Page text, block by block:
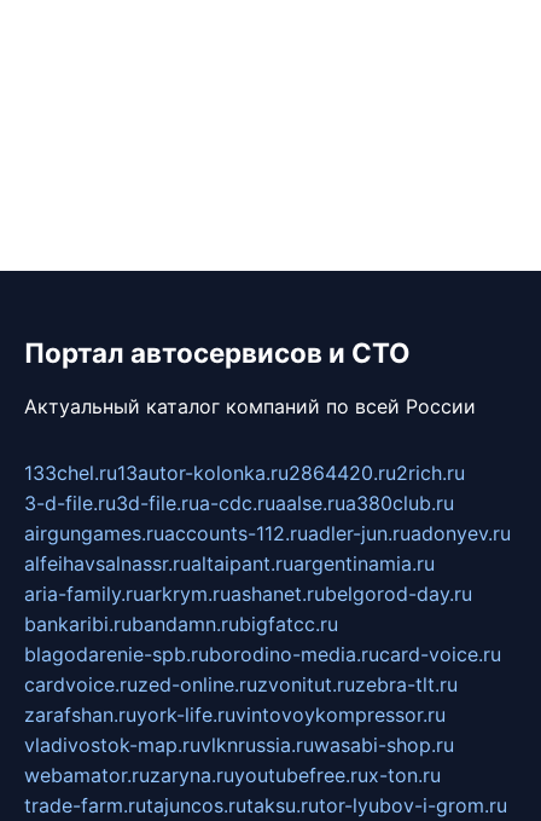
Портал автосервисов и СТО
Актуальный каталог компаний по всей России
133chel.ru13autor-kolonka.ru2864420.ru2rich.ru
3-d-file.ru3d-file.rua-cdc.ruaalse.rua380club.ru
airgungames.ruaccounts-112.ruadler-jun.ruadonyev.ru
alfeihavsalnassr.rualtaipant.ruargentinamia.ru
aria-family.ruarkrym.ruashanet.rubelgorod-day.ru
bankaribi.rubandamn.rubigfatcc.ru
blagodarenie-spb.ruborodino-media.rucard-voice.ru
cardvoice.ruzed-online.ruzvonitut.ruzebra-tlt.ru
zarafshan.ruyork-life.ruvintovoykompressor.ru
vladivostok-map.ruvlknrussia.ruwasabi-shop.ru
webamator.ruzaryna.ruyoutubefree.rux-ton.ru
trade-farm.rutajuncos.rutaksu.rutor-lyubov-i-grom.ru